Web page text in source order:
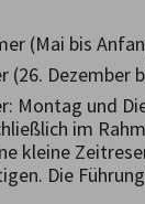
(Mai bis
(26. Dezember
Montag und
im
kleine
Die